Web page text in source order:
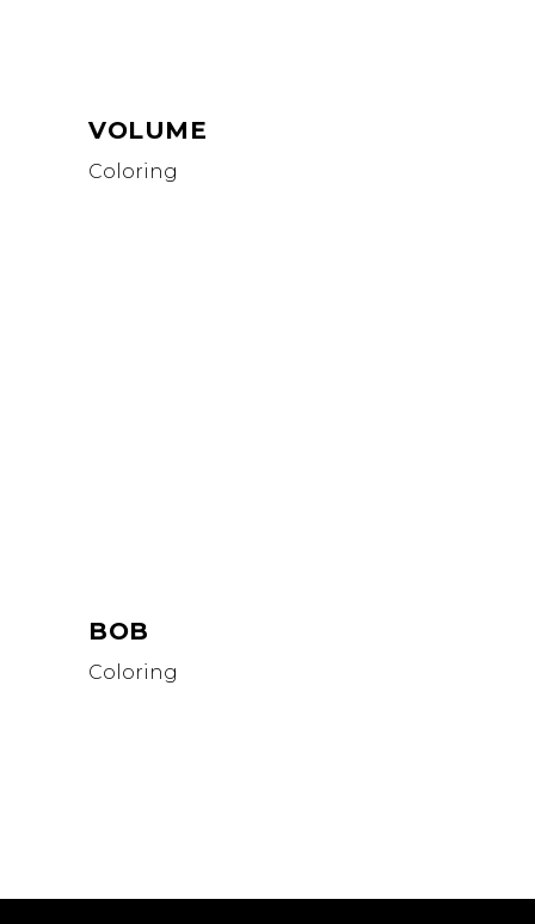
VOLUME
Coloring
BOB
Coloring